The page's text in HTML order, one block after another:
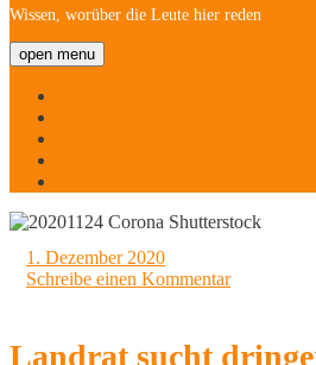
Wissen, worüber die Leute hier reden
open menu
1. Dezember 2020
Schreibe einen Kommentar
Landrat sucht